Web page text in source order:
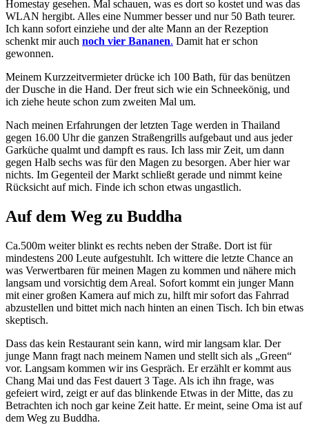
Homestay gesehen. Mal schauen, was es dort so kostet und was das
WLAN hergibt. Alles eine Nummer besser und nur 50 Bath teurer.
Ich kann sofort einziehe und der alte Mann an der Rezeption
schenkt mir auch noch vier Bananen. Damit hat er schon
gewonnen.
Meinem Kurzzeitvermieter drücke ich 100 Bath, für das benützen
der Dusche in die Hand. Der freut sich wie ein Schneekönig, und
ich ziehe heute schon zum zweiten Mal um.
Nach meinen Erfahrungen der letzten Tage werden in Thailand
gegen 16.00 Uhr die ganzen Straßengrills aufgebaut und aus jeder
Garküche qualmt und dampft es raus. Ich lass mir Zeit, um dann
gegen Halb sechs was für den Magen zu besorgen. Aber hier war
nichts. Im Gegenteil der Markt schließt gerade und nimmt keine
Rücksicht auf mich. Finde ich schon etwas ungastlich.
Auf dem Weg zu Buddha
Ca.500m weiter blinkt es rechts neben der Straße. Dort ist für
mindestens 200 Leute aufgestuhlt. Ich wittere die letzte Chance an
was Verwertbaren für meinen Magen zu kommen und nähere mich
langsam und vorsichtig dem Areal. Sofort kommt ein junger Mann
mit einer großen Kamera auf mich zu, hilft mir sofort das Fahrrad
abzustellen und bittet mich nach hinten an einen Tisch. Ich bin etwas
skeptisch.
Dass das kein Restaurant sein kann, wird mir langsam klar. Der
junge Mann fragt nach meinem Namen und stellt sich als „Green“
vor. Langsam kommen wir ins Gespräch. Er erzählt er kommt aus
Chang Mai und das Fest dauert 3 Tage. Als ich ihn frage, was
gefeiert wird, zeigt er auf das blinkende Etwas in der Mitte, das zu
Betrachten ich noch gar keine Zeit hatte. Er meint, seine Oma ist auf
dem Weg zu Buddha.